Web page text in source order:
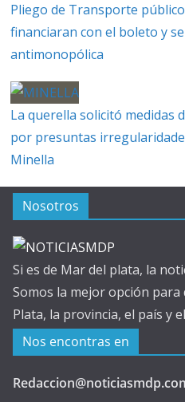
Pliego de Transporte
financiaran con el boleto y
antimonopólica
La querella solicitó medidas
por presuntas
Minella
Nosotros
Si es de Mar del plata, la
Somos la mejor opción
Plata, la provincia, el país y
Nos encontras en